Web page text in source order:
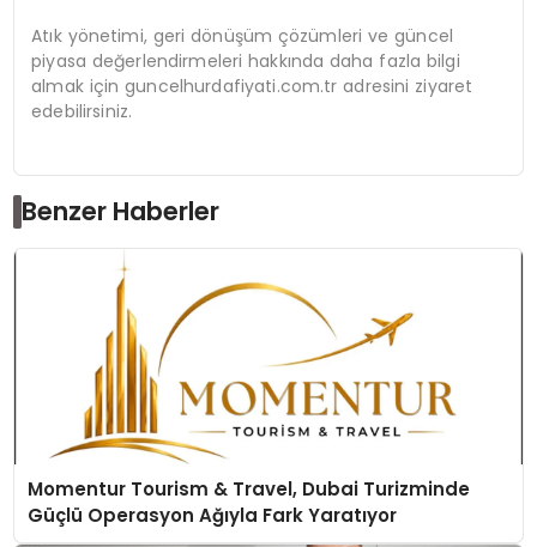
Atık yönetimi, geri dönüşüm çözümleri ve güncel
piyasa değerlendirmeleri hakkında daha fazla bilgi
almak için guncelhurdafiyati.com.tr adresini ziyaret
edebilirsiniz.
Benzer Haberler
Momentur Tourism & Travel, Dubai Turizminde
Güçlü Operasyon Ağıyla Fark Yaratıyor